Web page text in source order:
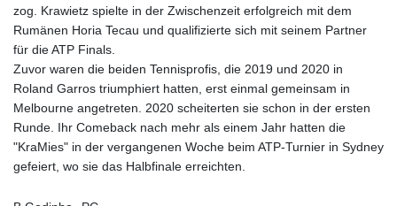
zog. Krawietz spielte in der Zwischenzeit erfolgreich mit dem
Rumänen Horia Tecau und qualifizierte sich mit seinem Partner
für die ATP Finals.
Zuvor waren die beiden Tennisprofis, die 2019 und 2020 in
Roland Garros triumphiert hatten, erst einmal gemeinsam in
Melbourne angetreten. 2020 scheiterten sie schon in der ersten
Runde. Ihr Comeback nach mehr als einem Jahr hatten die
"KraMies" in der vergangenen Woche beim ATP-Turnier in Sydney
gefeiert, wo sie das Halbfinale erreichten.